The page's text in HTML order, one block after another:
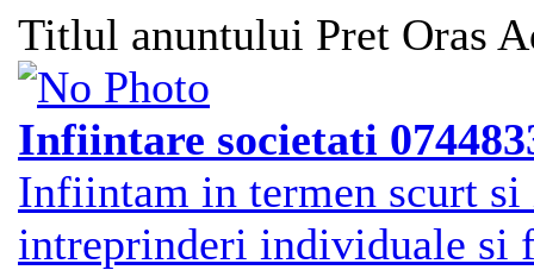
Titlul anuntului Pret Oras
Infiintare societati
Infiintam in termen scurt
intreprinderi individuale si